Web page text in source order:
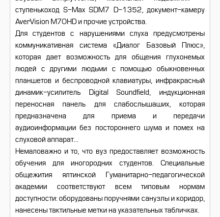
ступенькоход S-Max SDM7 D-1352, документ-камеру
AverVision M70HD и прочие устройства.
Для студентов с нарушениями слуха предусмотрены
коммуникативная система «Диалог Базовый Плюс»,
которая дает возможность для общения глухонемых
людей с другими людьми с помощью обыкновенных
планшетов и беспроводной клавиатуры, инфракрасный
динамик-усилитель Digital Soundfield, индукционная
переносная панель для слабослышаших, которая
предназначена для приема и передачи
аудиоинформации без постороннего шума и помех на
слуховой аппарат…
Немаловажно и то, что вуз предоставляет возможность
обучения для иногородних студентов. Специальные
общежития ялтинской Гуманитарно-педагогической
академии соответствуют всем типовым нормам
доступности: оборудованы поручнями санузлы и коридор,
нанесены тактильные метки на указательных табличках.